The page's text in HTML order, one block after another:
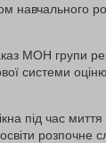
навчального
МОН групи
системи
під час миття
розпочне